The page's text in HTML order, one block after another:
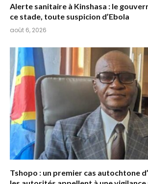
Alerte sanitaire à Kinshasa : le
ce stade, toute suspicion d’Ebola
août 6, 2026
Tshopo : un premier cas autochtone